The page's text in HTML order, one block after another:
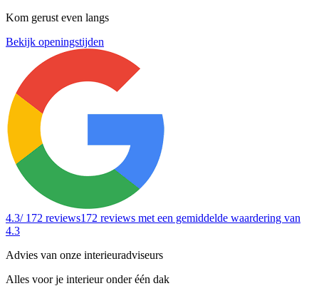
Kom gerust even langs
Bekijk openingstijden
4.3/ 172 reviews172 reviews met een gemiddelde waardering van
4.3
Advies van onze interieuradviseurs
Alles voor je interieur onder één dak